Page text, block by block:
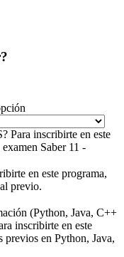
Para inscribirte en este
Saber 11 -
en este programa,
previo.
(Python, Java, C++
inscribirte en este
previos en Python, Java,